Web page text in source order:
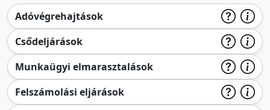
Adóvégrehajtások
Csődeljárások
Munkaügyi elmarasztalások
Felszámolási eljárások